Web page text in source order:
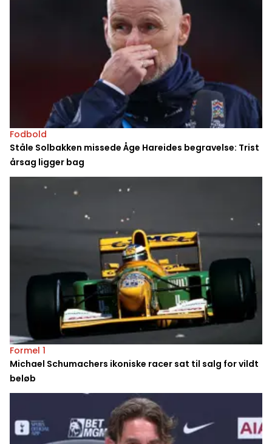
Fodbold
Ståle Solbakken missede Åge Hareides begravelse: Trist
årsag ligger bag
Formel 1
Michael Schumachers ikoniske racer sat til salg for vildt
beløb